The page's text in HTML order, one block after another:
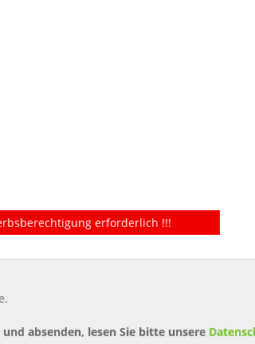
erforderlich !!!
absenden, lesen Sie bitte unsere